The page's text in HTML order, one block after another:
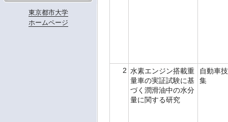
東京都市大学
ホームページ
2 水素エンジン搭載重
量車の実証試験に基
づく潤滑油中の水分
量に関する研究
自動車
集